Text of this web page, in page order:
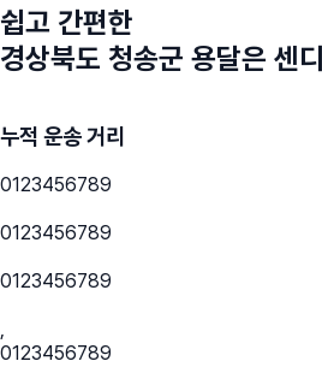
쉽고 간편한
경상북도 청송군 용달은 센
누적 운송 거리
0123456789
0123456789
0123456789
,
0123456789